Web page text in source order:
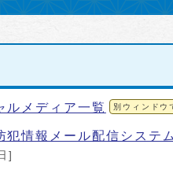
ルメディア一覧 別ウィンドウ
犯情報メール配信システム
]